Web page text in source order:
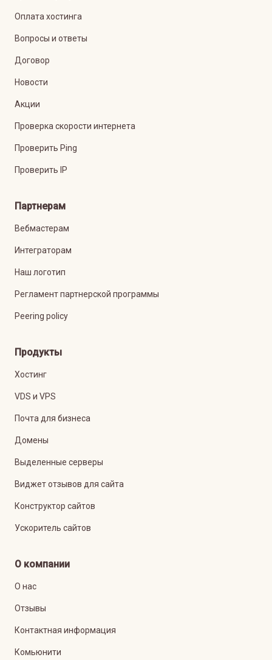
Оплата хостинга
Вопросы и ответы
Договор
Новости
Акции
Проверка скорости интернета
Проверить Ping
Проверить IP
Партнерам
Вебмастерам
Интеграторам
Наш логотип
Регламент партнерской программы
Peering policy
Продукты
Хостинг
VDS и VPS
Почта для бизнеса
Домены
Выделенные серверы
Виджет отзывов для сайта
Конструктор сайтов
Ускоритель сайтов
О компании
О нас
Отзывы
Контактная информация
Комьюнити